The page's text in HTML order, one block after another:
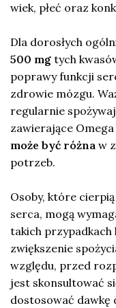
wiek, płeć oraz
Dla dorosłych
500 mg tych
poprawy funkcji
zdrowie mózgu.
regularnie
zawierające Omega
może być różna w
potrzeb.
Osoby, które
serca, mogą
takich przypadkach
zwiększenie
względu, przed
jest skonsultować
dostosować